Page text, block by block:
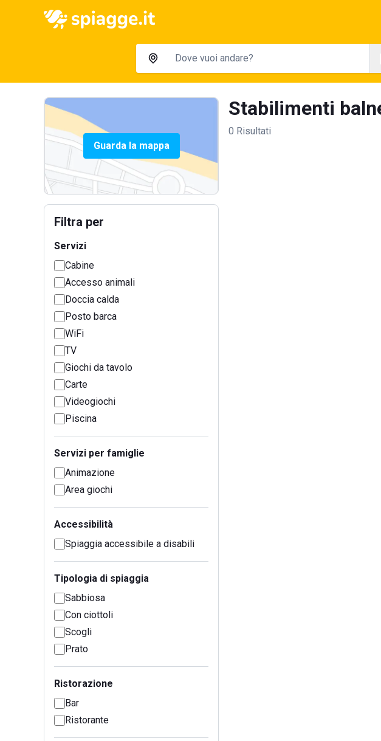
Guarda la mappa
Filtra per
Servizi
Cabine
Accesso animali
Doccia calda
Posto barca
WiFi
TV
Giochi da tavolo
Carte
Videogiochi
Piscina
Servizi per famiglie
Animazione
Area giochi
Accessibilità
Spiaggia accessibile a disabili
Tipologia di spiaggia
Sabbiosa
Con ciottoli
Scogli
Prato
Ristorazione
Bar
Ristorante
Stabilimenti
0 Risultati